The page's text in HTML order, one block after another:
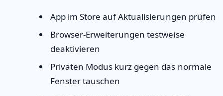
App im Store auf Aktualisierungen prüfen
Browser-Erweiterungen testweise
deaktivieren
Privaten Modus kurz gegen das normale
Fenster tauschen